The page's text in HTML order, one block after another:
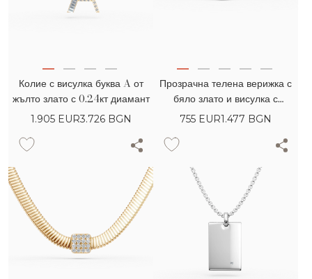
Колие с висулка буква A от
жълто злато с 0.24кт диамант
1.905 EUR3.726 BGN
Прозрачна телена верижка с
бяло злато и висулка с
диамант 0.2кт
755 EUR1.477 BGN